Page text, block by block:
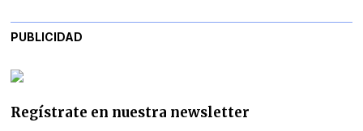
PUBLICIDAD
Regístrate en nuestra newsletter